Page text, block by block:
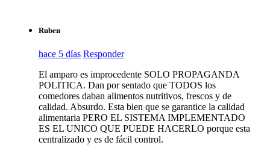
Ruben
hace 5 días Responder
El amparo es improcedente SOLO PROPAGANDA
POLITICA. Dan por sentado que TODOS los
comedores daban alimentos nutritivos, frescos y de
calidad. Absurdo. Esta bien que se garantice la calidad
alimentaria PERO EL SISTEMA IMPLEMENTADO
ES EL UNICO QUE PUEDE HACERLO porque esta
centralizado y es de fácil control.